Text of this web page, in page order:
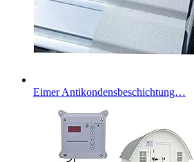
Eimer Antikondensbeschichtung…